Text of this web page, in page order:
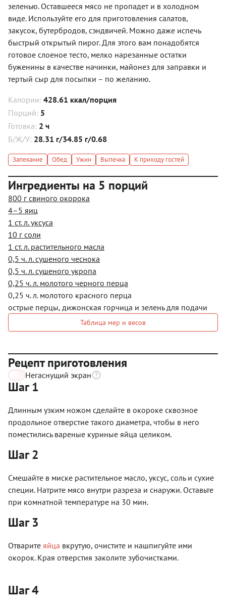
зеленью. Оставшееся мясо не пропадет и в холодном
виде. Используйте его для приготовления салатов,
закусок, бутербродов, сэндвичей. Можно даже испечь
быстрый открытый пирог. Для этого вам понадобятся
готовое слоеное тесто, мелко нарезанные остатки
буженины в качестве начинки, майонез для заправки и
тертый сыр для посыпки – по желанию.
Калории: 428.61 ккал/порция
Порций: 5
Готовка: 2 ч
Б/Ж/У: 28.31 г/34.85 г/0.68
Запекание Обед Ужин Выпечка К приходу гостей
Ингредиенты на 5 порций
800 г свиного окорока
4–5 яиц
1 ст. л. уксуса
10 г соли
1 ст. л. растительного масла
0,5 ч. л. сушеного чеснока
0,5 ч. л. сушеного укропа
0,25 ч. л. молотого черного перца
0,25 ч. л. молотого красного перца
острые перцы, дижонская горчица и зелень для подачи
Таблица мер и весов
Рецепт приготовления
Негаснущий экран
Шаг 1
Длинным узким ножом сделайте в окороке сквозное
продольное отверстие такого диаметра, чтобы в него
поместились вареные куриные яйца целиком.
Шаг 2
Смешайте в миске растительное масло, уксус, соль и сухие
специи. Натрите мясо внутри разреза и снаружи. Оставьте
при комнатной температуре на 30 мин.
Шаг 3
Отварите яйца вкрутую, очистите и нашпигуйте ими
окорок. Края отверстия заколите зубочистками.
Шаг 4